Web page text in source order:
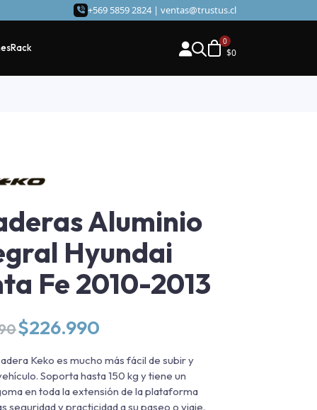
+569 5859 2824 | ventas@trustus.cl
Rack $0
Aluminio
Hyundai
Fe 2010-2013
El
precio
original
era:
$284.990.
$226.990
actual
es:
$226.990.
Keko es mucho más fácil de subir y
Soporta hasta 150 kg y tiene un
en toda la extensión de la plataforma
seguridad y practicidad a su paseo o viaje.